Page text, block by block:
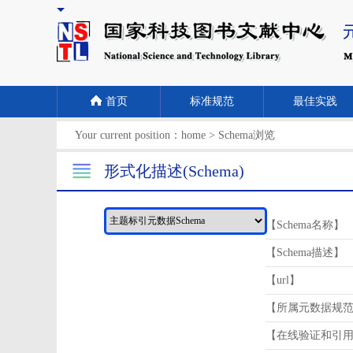
首页 标准规范 最佳实践
Your current position： home > Schema浏览
形式化描述(Schema)
【Schema名称】
【Schema描述】
【url】
【所属元数据规
【在线验证和引